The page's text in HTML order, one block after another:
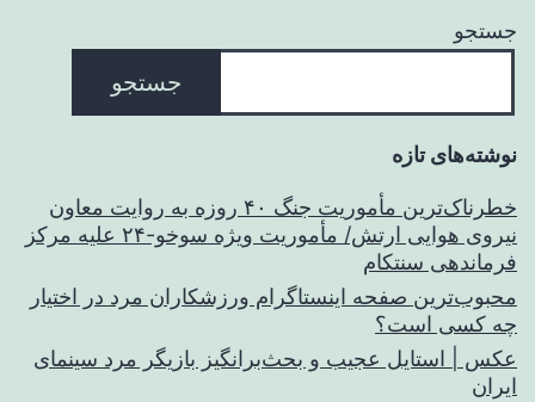
جستجو
جستجو
نوشته‌های تازه
خطرناک‌ترین مأموریت جنگ ۴۰ روزه به روایت معاون
نیروی هوایی ارتش/ مأموریت ویژه سوخو-۲۴ علیه مرکز
فرماندهی سنتکام
محبوب‌ترین صفحه اینستاگرام ورزشکاران مرد در اختیار
چه کسی است؟
عکس | استایل عجیب و بحث‌برانگیز بازیگر مرد سینمای
ایران